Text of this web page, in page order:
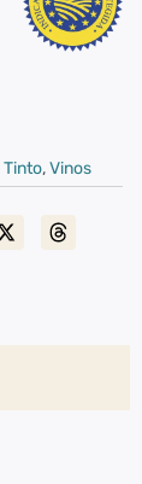
Tinto,Vinos